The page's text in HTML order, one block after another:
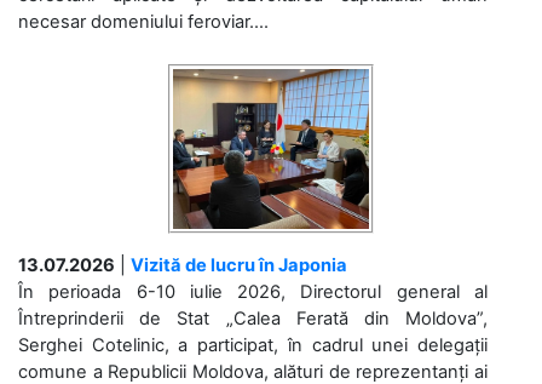
necesar domeniului feroviar....
13.07.2026
Vizită de lucru în Japonia
În perioada 6-10 iulie 2026, Directorul general al
Întreprinderii de Stat „Calea Ferată din Moldova”,
Serghei Cotelinic, a participat, în cadrul unei delegații
comune a Republicii Moldova, alături de reprezentanți ai